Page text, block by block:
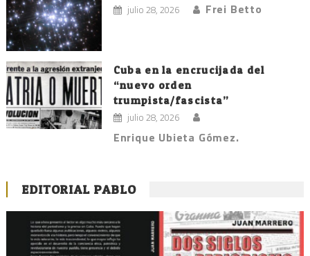
julio 28, 2026 Frei Betto
Cuba en la encrucijada del
“nuevo orden
trumpista/fascista”
julio 28, 2026
Enrique Ubieta Gómez.
EDITORIAL PABLO